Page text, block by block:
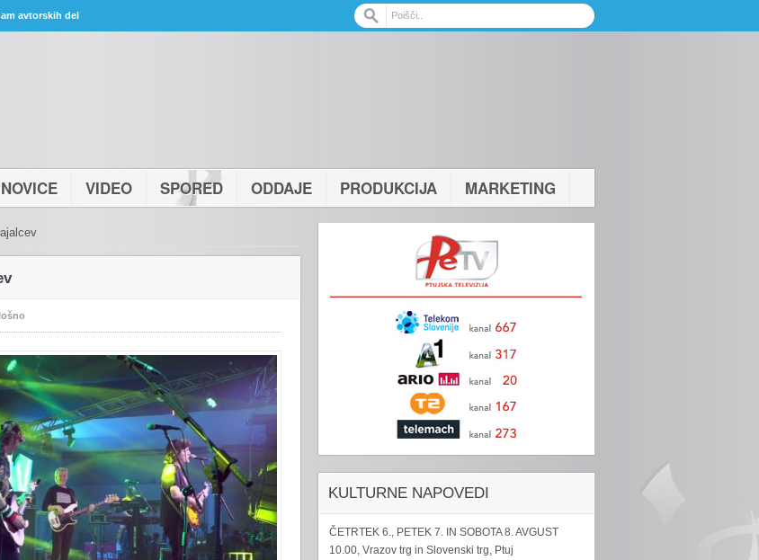
avtorskih del
NOVICE VIDEO SPORED ODDAJE PRODUKCIJA MARKETING
KULTURNE NAPOVEDI
ČETRTEK 6., PETEK 7. IN SOBOTA 8. AVGUST
10.00, Vrazov trg in Slovenski trg, Ptuj